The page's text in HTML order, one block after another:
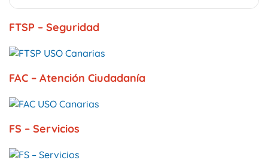
FTSP – Seguridad
FAC – Atención Ciudadanía
FS – Servicios